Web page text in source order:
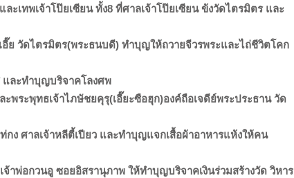
ะเทพเจ้าโป๊ยเซียน ทั้ง8 ที่ศาลเจ้าโป๊ยเซียน ข้งวัดไตรมิตร และ
ย วัดไตรมิตร(พระธนบดี) ทำบุญให้ถวายจีวรพระและไถ่ชีวิตโคก
และทำบุญบริจาคโลงศพ
พระพุทธเจ้าไภษัชยคุรุ(เอี๊ยะซือฮุก)องค์ถือเจดีย์พระประธาน วัด
ท่กง ศาลเจ้าหลีตี้เปียว และทำบุญแจกเสื้อผ้าอาหารแห้งให้คน
าพ่อกวนอู ซอยอิสรานุภาพ ให้ทำบุญบริจาคเงินร่วมสร้างวัด วิหาร